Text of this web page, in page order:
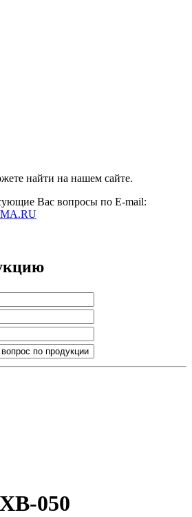
найти на нашем сайте.
Вас вопросы по E-mail:
050